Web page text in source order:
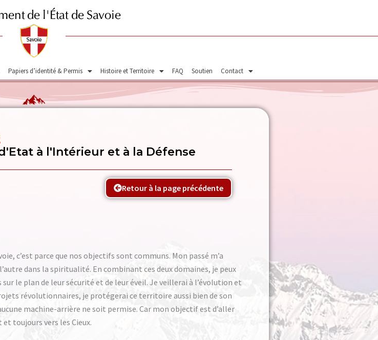
Papiers d’identité & Permis Histoire et Territoire FAQ Soutien Contact
à l'Intérieur et à la Défense
Retour à la page précédente
c’est parce que nos objectifs sont communs. Mon passé m’a
dans la spiritualité. En combinant ces deux domaines, je peux
le plan de leur sécurité et de leur éveil. Je veillerai à l’évolution et
révolutionnaires, je protégerai ce territoire aussi bien de son
machine-arrière ne soit permise. Car mon objectif est d’aller
toujours vers les Cieux.